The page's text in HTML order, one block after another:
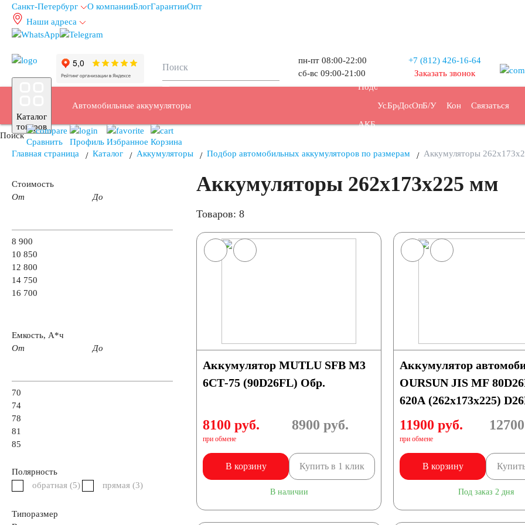
Санкт-Петербург О компанииБлогГарантииОпт
Наши адреса
пн-пт 08:00-22:00
сб-вс 09:00-21:00
+7 (812) 426-16-64
Заказать звонок
Каталог
товаров
Автомобильные аккумуляторы
44 45
85 90 92 95 96
Емкость (A/H)
Подбор
АКБ
Услуги
Бренды
Доставка
Оплата
Прием
Б/У КонтактыСвязаться
Поиск
Сравнить Профиль Избранное Корзина
Главная страница
Каталог Аккумуляторы Подбор автомобильных аккумуляторов по размерам Аккумуляторы
Стоимость
От
До
8 900
10 850
12 800
14 750
16 700
Емкость, А*ч
От
До
70
74
78
81
85
Полярность
обратная (5) прямая (3)
Типоразмер
Аккумуляторы 262x173x225 мм
Товаров: 8
Аккумулятор MUTLU SFB M3
6СТ-75 (90D26FL) Обр.
8100 руб.
при обмене
8900 руб.
В корзину Купить в 1 клик
В наличии
Аккумулятор
OURSUN JIS MF
620А (262х173х225)
11900 руб.
при обмене
12700
В корзину
Под заказ 2 дня